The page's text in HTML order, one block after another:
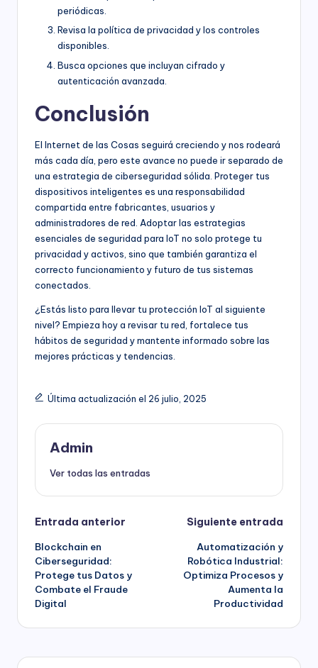
periódicas.
Revisa la política de privacidad y los controles
disponibles.
Busca opciones que incluyan cifrado y
autenticación avanzada.
Conclusión
El Internet de las Cosas seguirá creciendo y nos rodeará
más cada día, pero este avance no puede ir separado de
una estrategia de ciberseguridad sólida. Proteger tus
dispositivos inteligentes es una responsabilidad
compartida entre fabricantes, usuarios y
administradores de red. Adoptar las estrategias
esenciales de seguridad para IoT no solo protege tu
privacidad y activos, sino que también garantiza el
correcto funcionamiento y futuro de tus sistemas
conectados.
¿Estás listo para llevar tu protección IoT al siguiente
nivel? Empieza hoy a revisar tu red, fortalece tus
hábitos de seguridad y mantente informado sobre las
mejores prácticas y tendencias.
Última actualización el 26 julio, 2025
Admin
Ver todas las entradas
Navegación
de
entradas
Entrada anterior
Blockchain en
Ciberseguridad:
Protege tus Datos y
Combate el Fraude
Digital
Siguiente entrada
Automatización y
Robótica Industrial:
Optimiza Procesos y
Aumenta la
Productividad